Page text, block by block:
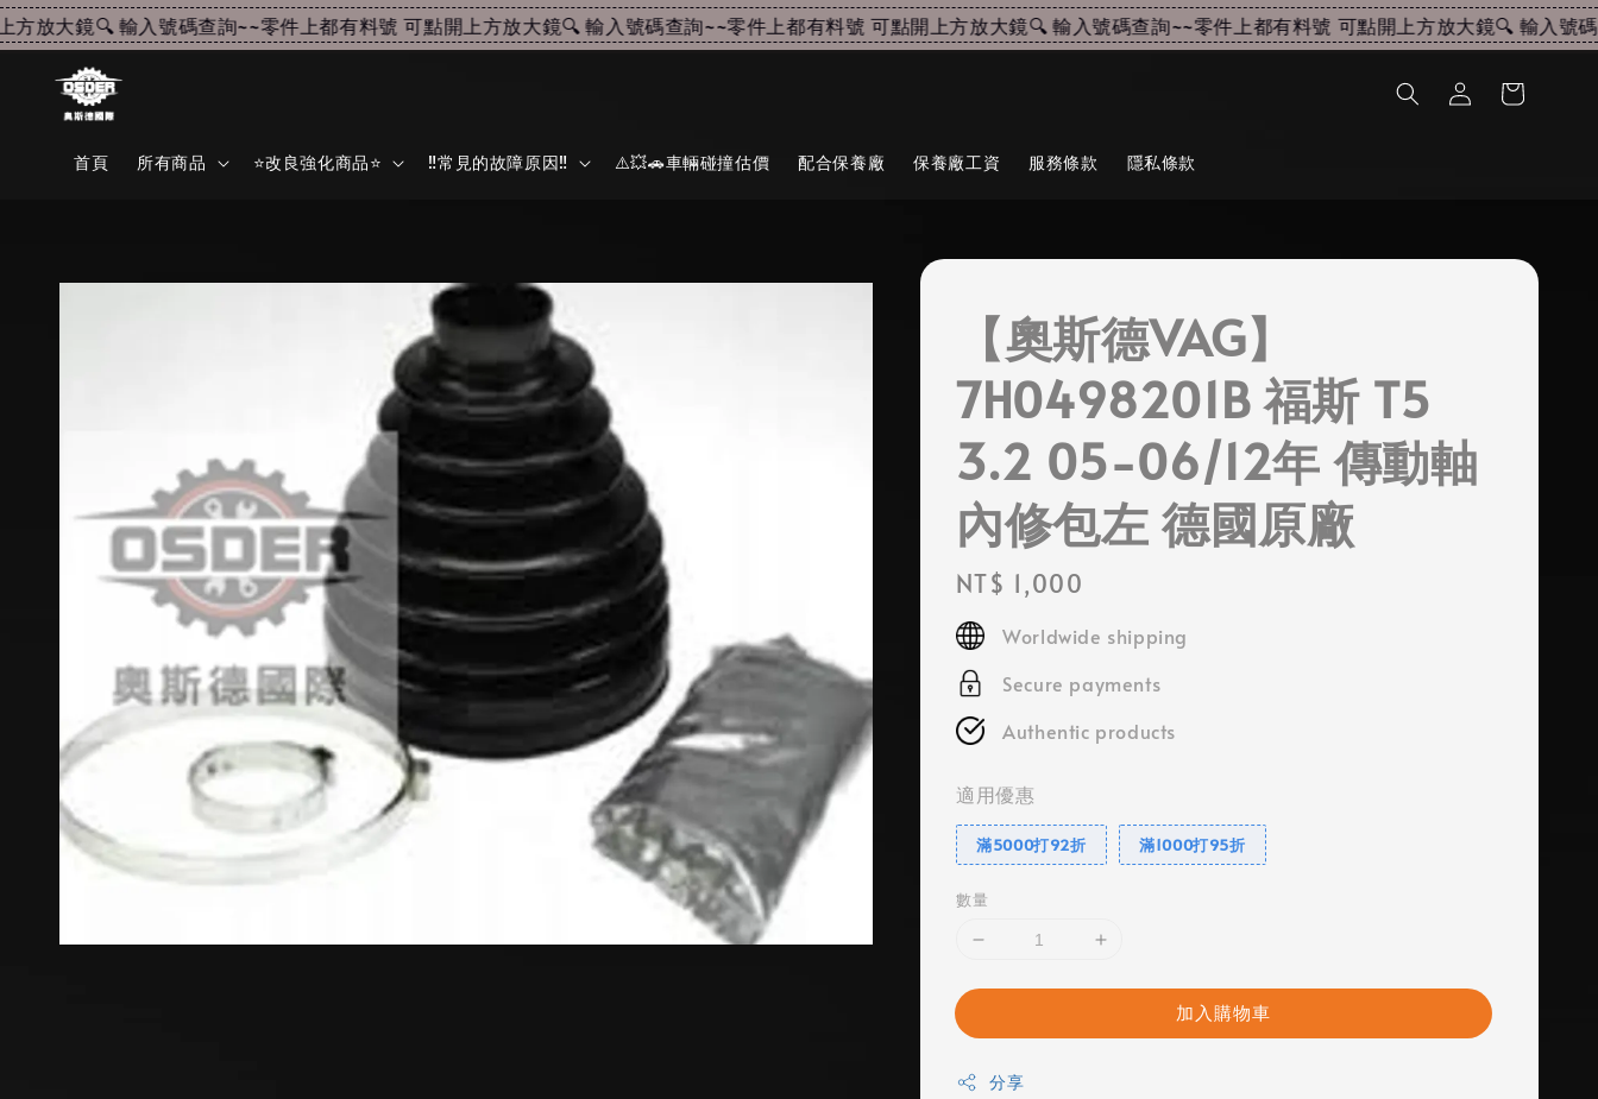
放大鏡🔍 輸入號碼查詢~~零件上都有料號 可點開上方放大鏡🔍 輸入號碼查詢~~零件上都有料號 可點開上方放大鏡🔍 輸入號碼查詢~~零件上都有料號 可點開上方放大鏡🔍 輸入號碼
首頁 所有商品 ⭐改良強化商品⭐ ‼️常見的故障原因‼️ ⚠️💥🚗車輛碰撞估價 配合保養廠 保養廠工資 服務條款 隱私條款
【奧斯德VAG】
7H0498201B 福斯 T5
3.2 05-06/12年 傳動軸
內修包左 德國原廠
Regular
price
NT$ 1,000
Worldwide shipping
Secure payments
Authentic products
適用優惠
滿5000打92折 滿1000打95折
數量
加入購物車
分享